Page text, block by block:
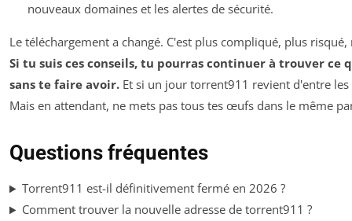
nouveaux domaines et les alertes de sécurité.
Le téléchargement a changé. C'est plus compliqué, plus
Si tu suis ces conseils, tu pourras continuer à trouver ce
sans te faire avoir. Et si un jour torrent911 revient d'entre
Mais en attendant, ne mets pas tous tes œufs dans le même
Questions fréquentes
Torrent911 est-il définitivement fermé en 2026 ?
Comment trouver la nouvelle adresse de torrent911 ?